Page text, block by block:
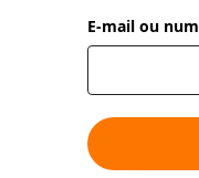
E-mail ou